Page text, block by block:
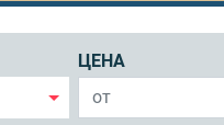
ЦЕНА